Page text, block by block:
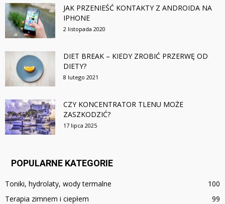
JAK PRZENIEŚĆ KONTAKTY Z ANDROIDA NA
IPHONE
2 listopada 2020
DIET BREAK – KIEDY ZROBIĆ PRZERWĘ OD
DIETY?
8 lutego 2021
CZY KONCENTRATOR TLENU MOŻE
ZASZKODZIĆ?
17 lipca 2025
POPULARNE KATEGORIE
Toniki, hydrolaty, wody termalne
100
Terapia zimnem i ciepłem
99